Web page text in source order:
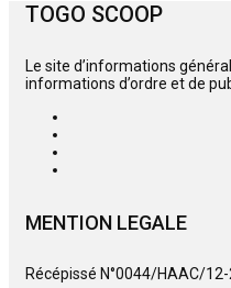
TOGO SCOOP
Le site d’informations
informations d’ordre et de
MENTION LEGALE
Récépissé N°0044/HAAC/